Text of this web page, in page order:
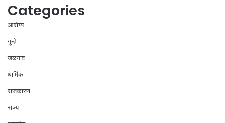
Categories
आरोग्य
गुन्हे
जळगाव
धार्मिक
राजकारण
राज्य